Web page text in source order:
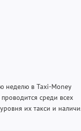
неделю в Taxi-Money
среди всех
их такси и